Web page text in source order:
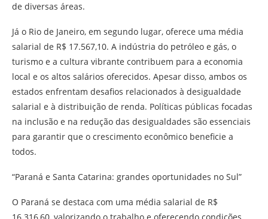
de diversas áreas.
Já o Rio de Janeiro, em segundo lugar, oferece uma média
salarial de R$ 17.567,10. A indústria do petróleo e gás, o
turismo e a cultura vibrante contribuem para a economia
local e os altos salários oferecidos. Apesar disso, ambos os
estados enfrentam desafios relacionados à desigualdade
salarial e à distribuição de renda. Políticas públicas focadas
na inclusão e na redução das desigualdades são essenciais
para garantir que o crescimento econômico beneficie a
todos.
“Paraná e Santa Catarina: grandes oportunidades no Sul”
O Paraná se destaca com uma média salarial de R$